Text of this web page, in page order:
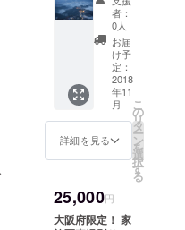
ルバッテリーは
大容量の
12000mAhタイ
プ さらにLEDラ
イト付きです！
※リターンはプロ
ジェクト募集終
了後に撮影およ
び編集を行うた
めに期間を多く
いただいていま
す。 場合により
後いたします。
リジナルケース
と壁紙を手に入
れませんか？ さ
らに名入れをし
て世界に１つし
かないオリジナ
ルケースと壁紙
を作りません
はプロジェクト
募集終了後に撮
を多くいただい
ています。 場合
ト！ 1.
オリジ
ナルボ
トル(モ
ノクロ)
2.オリ
ジナル
モバイ
ルバッ
テリー
(カラー)
3.オリ
マグ
カップ
(カラー)
者：
0人
お届
け予
定：
2018
年11
月
詳細を見る
こ
の
リ
タ
ー
ン
を
選
択
す
る
25,000円
大阪府限定！ 家